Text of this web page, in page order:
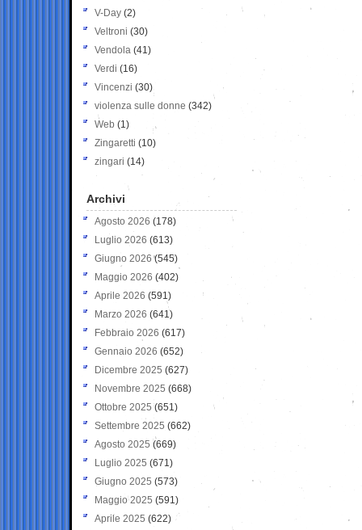
V-Day (2)
Veltroni (30)
Vendola (41)
Verdi (16)
Vincenzi (30)
violenza sulle donne (342)
Web (1)
Zingaretti (10)
zingari (14)
Archivi
Agosto 2026 (178)
Luglio 2026 (613)
Giugno 2026 (545)
Maggio 2026 (402)
Aprile 2026 (591)
Marzo 2026 (641)
Febbraio 2026 (617)
Gennaio 2026 (652)
Dicembre 2025 (627)
Novembre 2025 (668)
Ottobre 2025 (651)
Settembre 2025 (662)
Agosto 2025 (669)
Luglio 2025 (671)
Giugno 2025 (573)
Maggio 2025 (591)
Aprile 2025 (622)